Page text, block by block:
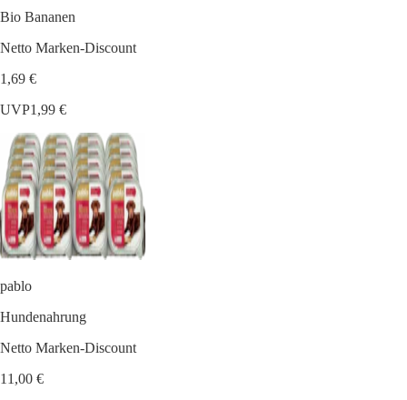
Bio Bananen
Netto Marken-Discount
1,69 €
UVP1,99 €
pablo
Hundenahrung
Netto Marken-Discount
11,00 €